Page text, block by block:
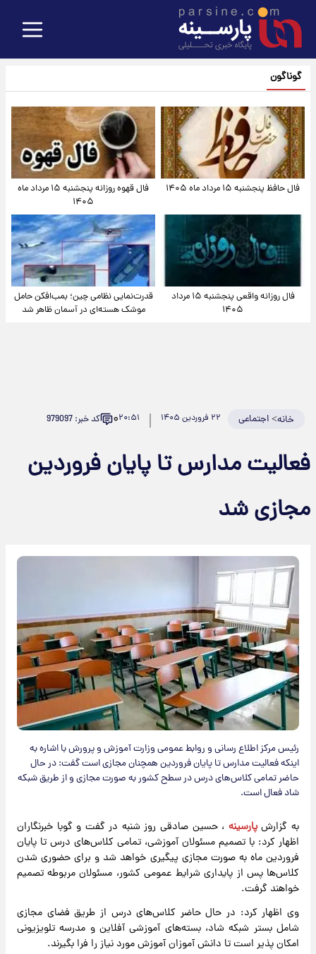
گوناگون
فال حافظ پنجشنبه ۱۵ مرداد ماه ۱۴۰۵
فال قهوه روزانه پنجشنبه ۱۵ مرداد ماه
۱۴۰۵
فال روزانه واقعی پنجشنبه ۱۵ مرداد
۱۴۰۵
قدرت‌نمایی نظامی چین؛ بمب‌افکن حامل
موشک هسته‌ای در آسمان ظاهر شد
خانه>اجتماعی ۲۲ فروردین ۱۴۰۵ ۲۰:۵۱۰ کد خبر: 979097
فعالیت مدارس تا پایان فروردین
مجازی شد
رئیس مرکز اطلاع رسانی و روابط عمومی وزارت آموزش و پرورش با اشاره به
اینکه فعالیت مدارس تا پایان فروردین همچنان مجازی است گفت: در حال
حاضر تمامی کلاس‌های درس در سطح کشور به صورت مجازی و از طریق شبکه
شاد فعال است.
به گزارش پارسینه ، حسین صادقی روز شنبه در گفت و گوبا خبرنگاران
اظهار کرد: با تصمیم مسئولان آموزشی، تمامی کلاس‌های درس تا پایان
فروردین ماه به صورت مجازی پیگیری خواهد شد و برای حضوری شدن
کلاس‌ها پس از پایداری شرایط عمومی کشور، مسئولان مربوطه تصمیم
خواهند گرفت.
وی اظهار کرد: در حال حاضر کلاس‌های درس از طریق فضای مجازی
شامل بستر شبکه شاد، بسته‌های آموزشی آفلاین و مدرسه تلویزیونی
امکان پذیر است تا دانش آموزان آموزش مورد نیاز را فرا بگیرند.